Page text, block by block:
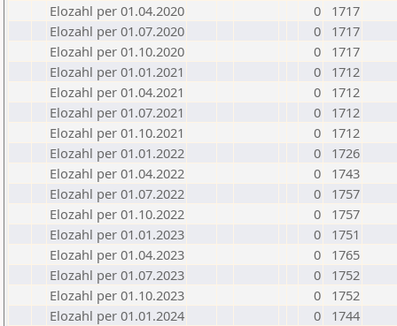
Elozahl per 01.04.2020
0
1717
Elozahl per 01.07.2020
0
1717
Elozahl per 01.10.2020
0
1717
Elozahl per 01.01.2021
0
1712
Elozahl per 01.04.2021
0
1712
Elozahl per 01.07.2021
0
1712
Elozahl per 01.10.2021
0
1712
Elozahl per 01.01.2022
0
1726
Elozahl per 01.04.2022
0
1743
Elozahl per 01.07.2022
0
1757
Elozahl per 01.10.2022
0
1757
Elozahl per 01.01.2023
0
1751
Elozahl per 01.04.2023
0
1765
Elozahl per 01.07.2023
0
1752
Elozahl per 01.10.2023
0
1752
Elozahl per 01.01.2024
0
1744